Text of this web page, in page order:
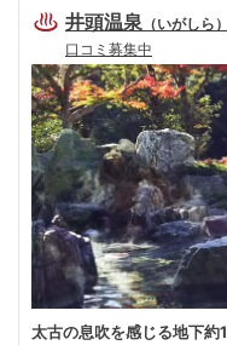
井頭温泉 （いがしら ）
口コミ募集中
太古の息吹を感じる地下